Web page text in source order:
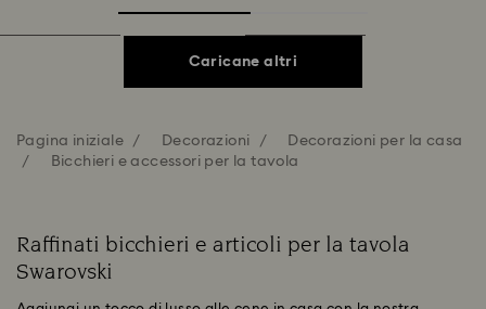
Caricane altri
Pagina iniziale Decorazioni
Decorazioni per la casa
Bicchieri e accessori per la tavola
Raffinati bicchieri e articoli per la tavola
Swarovski